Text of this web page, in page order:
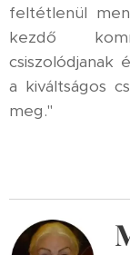
feltétlenül
kezdő
csiszolódjanak
a kiváltságos
meg."